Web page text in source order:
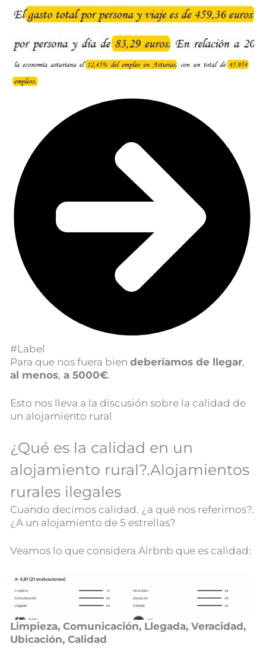
#Label
Para que nos fuera bien deberíamos de llegar,
al menos, a 5000€.
Esto nos lleva a la discusión sobre la calidad de
un alojamiento rural
¿Qué es la calidad en un
alojamiento rural?.Alojamientos
rurales ilegales
Cuando decimos calidad. ¿a qué nos referimos?.
¿A un alojamiento de 5 estrellas?
Veamos lo que considera Airbnb que es calidad:
Limpieza, Comunicación, Llegada, Veracidad,
Ubicación, Calidad